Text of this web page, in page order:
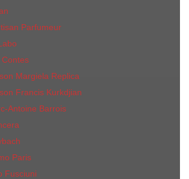
Parfumeur
Margiela Replica
Francis Kurkdjian
Antoine Barrois
Paris
Fusciuni